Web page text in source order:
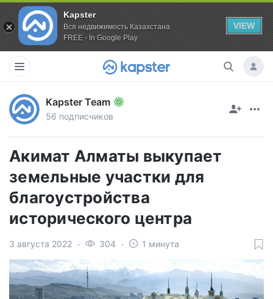
Kapster
Вся недвижимость Казахстана
FREE - In Google Play
VIEW
Kapster Team
56 подписчиков
Акимат Алматы выкупает
земельные участки для
благоустройства
исторического центра
3 августа 2022 304 1 минута